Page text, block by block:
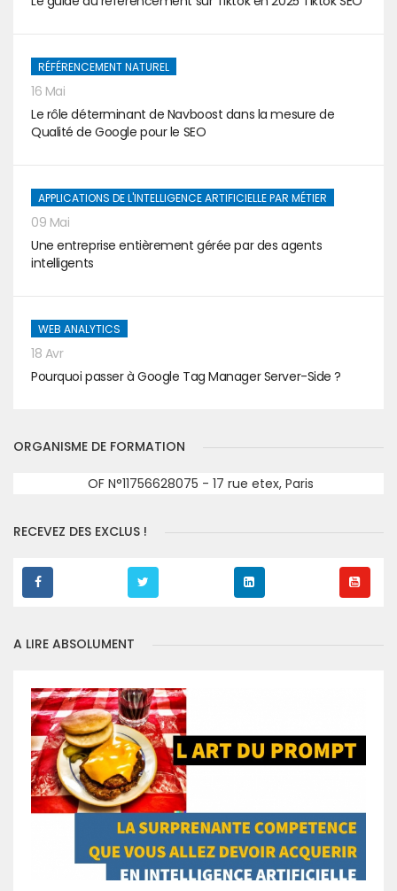
RÉFÉRENCEMENT NATUREL
16 Mai
Le rôle déterminant de Navboost dans la mesure de
Qualité de Google pour le SEO
APPLICATIONS DE L'INTELLIGENCE ARTIFICIELLE PAR MÉTIER
09 Mai
Une entreprise entièrement gérée par des agents
intelligents
WEB ANALYTICS
18 Avr
Pourquoi passer à Google Tag Manager Server-Side ?
ORGANISME DE FORMATION
OF N°11756628075 - 17 rue etex, Paris
RECEVEZ DES EXCLUS !
A LIRE ABSOLUMENT